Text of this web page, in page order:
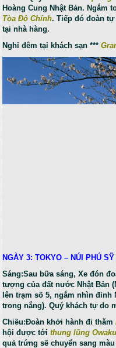
Hoàng Cung Nhật Bản. Ngắm
Tòa Đô Chính. Tiếp đó đoàn
tại nhà hàng.
Nghỉ đêm tại khách sạn ***
NGÀY 3: TOKYO – NÚI PHÚ
Sáng:Sau bữa sáng, Xe đón
tượng của đất nước Nhật Bản
lên trạm số 5, ngắm nhìn
trong nắng). Quý khách tự do
Chiều:Đoàn khởi hành đi thăm
hội được tớithung lũng
quả trứng sẽ chuyển sang